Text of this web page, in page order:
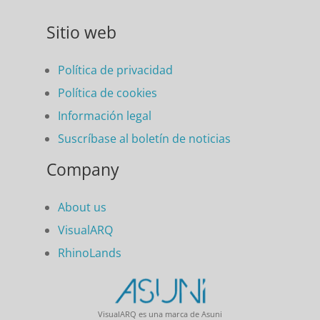
Sitio web
Política de privacidad
Política de cookies
Información legal
Suscríbase al boletín de noticias
Company
About us
VisualARQ
RhinoLands
VisualARQ es una marca de Asuni